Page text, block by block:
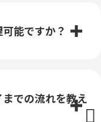
能ですか？
での流れを教え